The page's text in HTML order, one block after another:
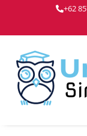
content
+62